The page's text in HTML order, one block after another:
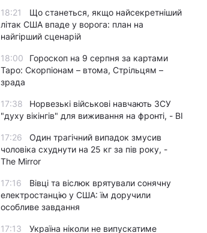
18:21
Що станеться, якщо найсекретніший
літак США впаде у ворога: план на
найгірший сценарій
18:00
Гороскоп на 9 серпня за картами
Таро: Скорпіонам – втома, Стрільцям –
зрада
17:38
Норвезькі військові навчають ЗСУ
"духу вікінгів" для виживання на фронті, - BI
17:26
Один трагічний випадок змусив
чоловіка схуднути на 25 кг за пів року, -
The Mirror
17:16
Вівці та віслюк врятували сонячну
електростанцію у США: їм доручили
особливе завдання
17:13
Україна ніколи не випускатиме